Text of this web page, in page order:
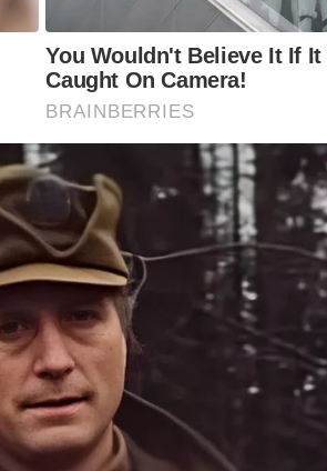
You Wouldn't Believe It If It
Caught On Camera!
BRAINBERRIES